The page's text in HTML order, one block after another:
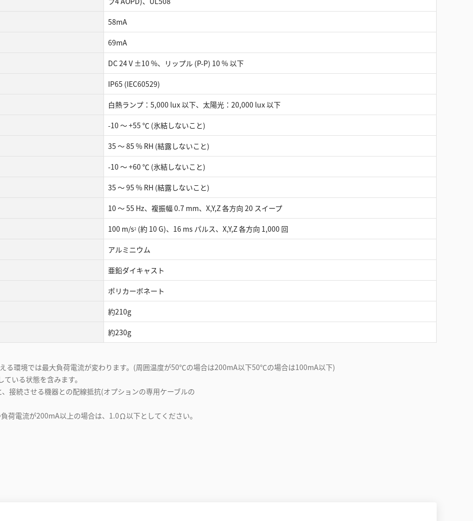
58mA
69mA
DC 24 V ±10 %、リップル (P-P) 10 % 以下
IP65 (IEC60529)
白熱ランプ：5,000 lux 以下、太陽光：20,000 lux 以下
-10 ～ +55 ℃ (氷結しないこと)
35 ～ 85 % RH (結露しないこと)
-10 ～ +60 ℃ (氷結しないこと)
35 ～ 95 % RH (結露しないこと)
10 ～ 55 Hz、複振幅 0.7 mm、X,Y,Z 各方向 20 スイープ
100 m/s2 (約 10 G)、16 ms パルス、X,Y,Z 各方向 1,000 回
アルミニウム
亜鉛ダイキャスト
ポリカーボネート
約210g
約230g
る環境では最大負荷電流が変わります。(周囲温度が50℃の場合は200mA以下50℃の場合は100mA以下)
いる状態を含みます。
接続させる機器との配線抵抗(オプションの専用ケーブルの
荷電流が200mA以上の場合は、1.0Ω以下としてください。